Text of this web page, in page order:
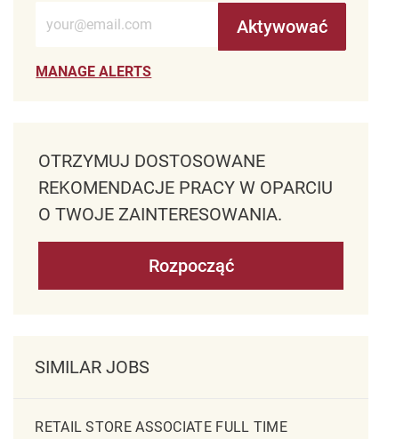
Wprowadź adres e-mail (wymagane)
Aktywować
MANAGE ALERTS
OTRZYMUJ DOSTOSOWANE
REKOMENDACJE PRACY W OPARCIU
O TWOJE ZAINTERESOWANIA.
Rozpocząć
SIMILAR JOBS
RETAIL STORE ASSOCIATE FULL TIME